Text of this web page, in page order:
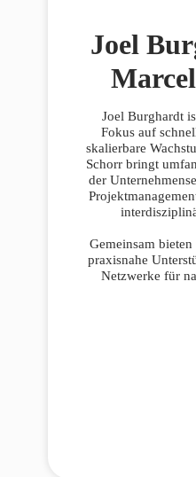
Joel
Joel Burghardt
Fokus auf
skalierbare
Schorr bringt
der
Gemeinsam
praxisnahe
Netzwerke für